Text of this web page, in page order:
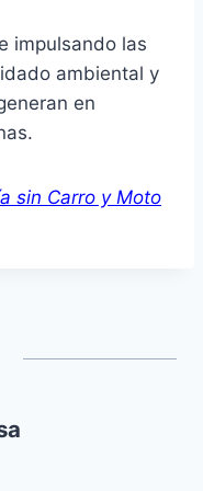
impulsando las
ambiental y
en
sin Carro y Moto